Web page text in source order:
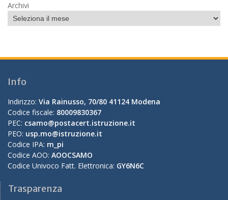
Archivi
Info
Indirizzo: Via Rainusso, 70/80 41124 Modena
Codice fiscale: 80009830367
PEC: csamo@postacert.istruzione.it
PEO: usp.mo@istruzione.it
Codice IPA: m_pi
Codice AOO: AOOCSAMO
Codice Univoco Fatt. Elettronica: GY6N6C
Trasparenza